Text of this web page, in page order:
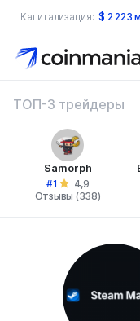
Капитализация: $ 2 223
ТОП-3 трейдеры
Samorph
#1
4,9
Отзывы (338)